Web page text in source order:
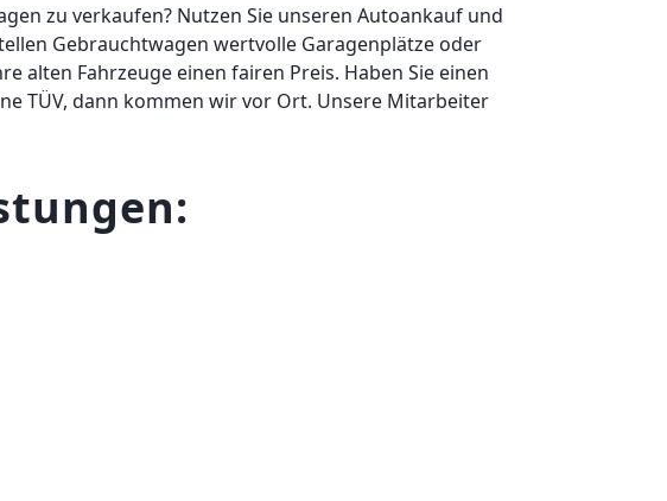
zu verkaufen? Nutzen Sie unseren Autoankauf und
Gebrauchtwagen wertvolle Garagenplätze oder
alten Fahrzeuge einen fairen Preis. Haben Sie einen
TÜV, dann kommen wir vor Ort. Unsere Mitarbeiter